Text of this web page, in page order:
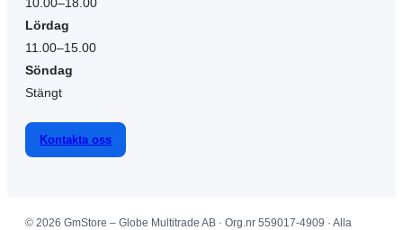
Lördag
11.00–15.00
Söndag
Stängt
Kontakta oss
© 2026 GmStore – Globe Multitrade AB · Org.nr 559017-4909 · Alla